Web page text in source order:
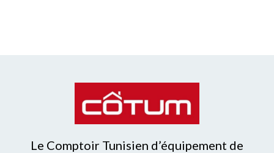
Le Comptoir Tunisien d’équipement de